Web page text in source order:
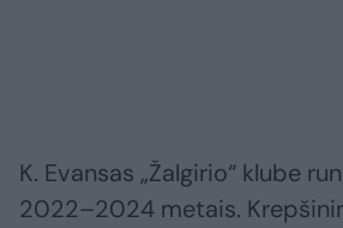
K. Evansas „Žalgirio“ klube
2022–2024 metais.